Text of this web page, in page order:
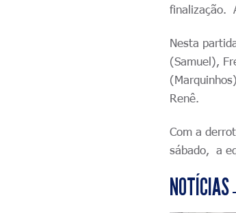
finalização.
Nesta
(Samuel),
Renê.
Com a
sábado, a
NOTÍCIAS